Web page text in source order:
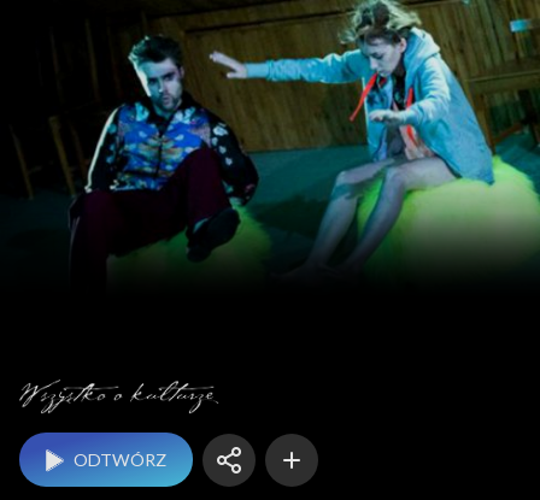
Wszystko o kulturze
ODTWÓRZ